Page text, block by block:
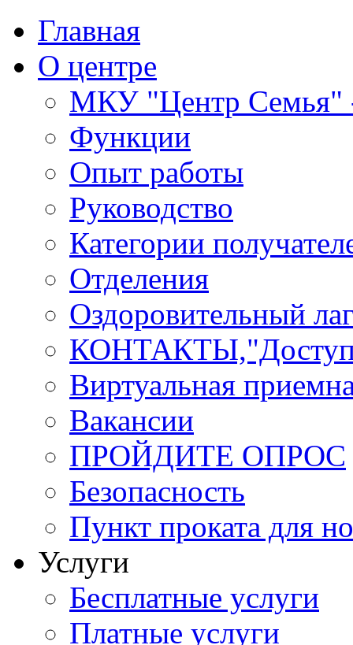
Главная
О центре
МКУ "Центр Семья"
Функции
Опыт работы
Руководство
Категории
Отделения
Оздоровительный
Виртуальная
Вакансии
ПРОЙДИТЕ ОПРОС
Безопасность
Пункт проката для
Услуги
Бесплатные услуги
Платные услуги